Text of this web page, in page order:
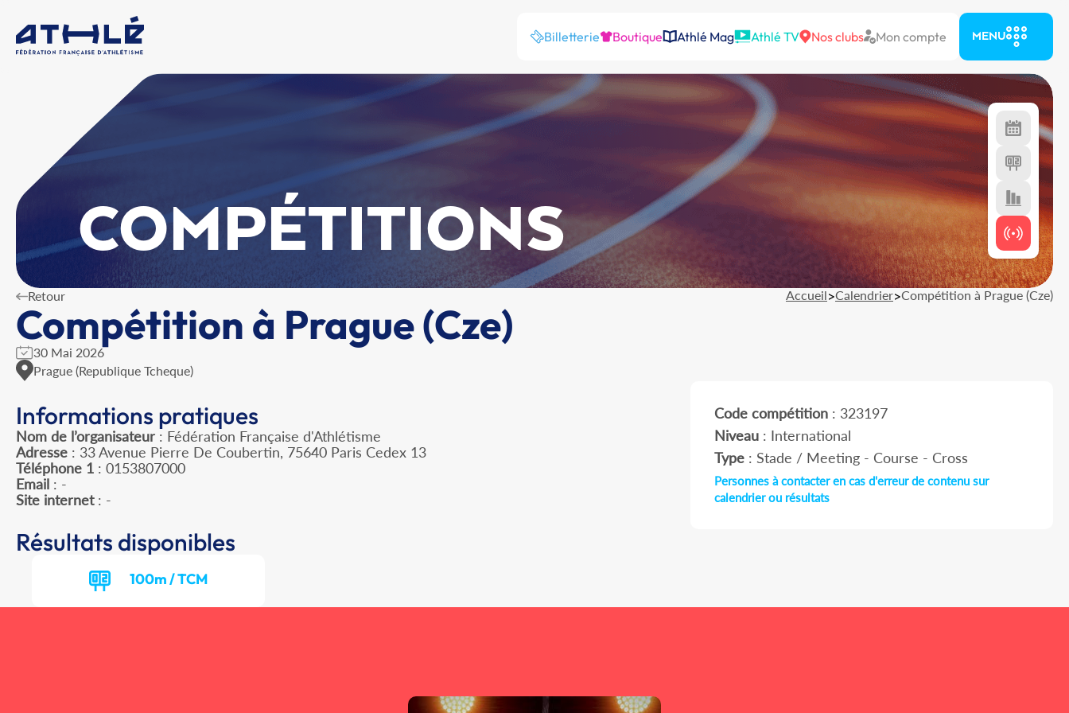
Billetterie Boutique Athlé Mag Athlé TV Nos clubs Mon compte MENU
COMPÉTITIONS
Retour Accueil>Calendrier>Compétition à Prague (Cze)
Compétition à Prague (Cze)
30 Mai 2026
Prague (Republique Tcheque)
Informations pratiques
Nom de l’organisateur : Fédération Française d'Athlétisme
Adresse : 33 Avenue Pierre De Coubertin, 75640 Paris Cedex 13
Téléphone 1 : 0153807000
Email : -
Site internet: -
Code compétition: 323197
Niveau: International
Type: Stade / Meeting - Course - Cross
Personnes à contacter en cas d'erreur de contenu sur
calendrier ou résultats
Résultats disponibles
100m / TCM